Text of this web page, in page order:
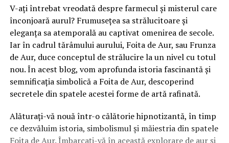
V-ați întrebat vreodată despre farmecul și misterul care
înconjoară aurul? Frumusețea sa strălucitoare și
eleganța sa atemporală au captivat omenirea de secole.
Iar în cadrul tărâmului aurului, Foita de Aur, sau Frunza
de Aur, duce conceptul de strălucire la un nivel cu totul
nou. În acest blog, vom aprofunda istoria fascinantă și
semnificația simbolică a Foita de Aur, descoperind
secretele din spatele acestei forme de artă rafinată.
Alăturați-vă nouă într-o călătorie hipnotizantă, în timp
ce dezvăluim istoria, simbolismul și măiestria din spatele
Foita de Aur. Îmbarcați-vă în această explorare de aur și